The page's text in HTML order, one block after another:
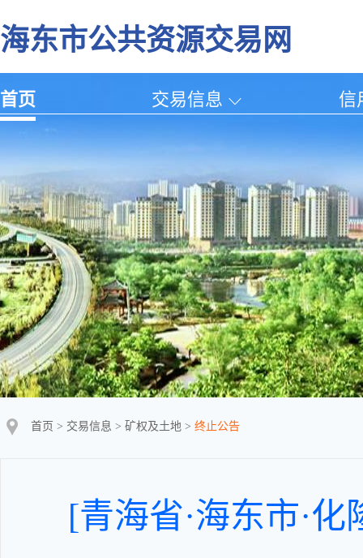
海东市公共资源交易网
首页 交易信息 信
首页 > 交易信息 > 矿权及土地 > 终止公告
[青海省·海东市·化